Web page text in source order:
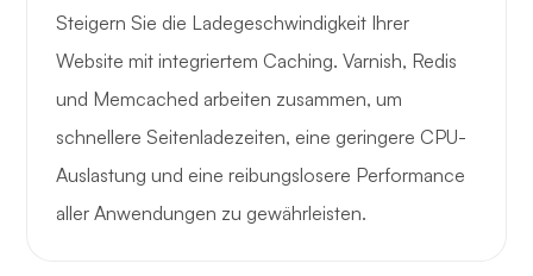
Steigern Sie die Ladegeschwindigkeit Ihrer
Website mit integriertem Caching. Varnish, Redis
und Memcached arbeiten zusammen, um
schnellere Seitenladezeiten, eine geringere CPU-
Auslastung und eine reibungslosere Performance
aller Anwendungen zu gewährleisten.